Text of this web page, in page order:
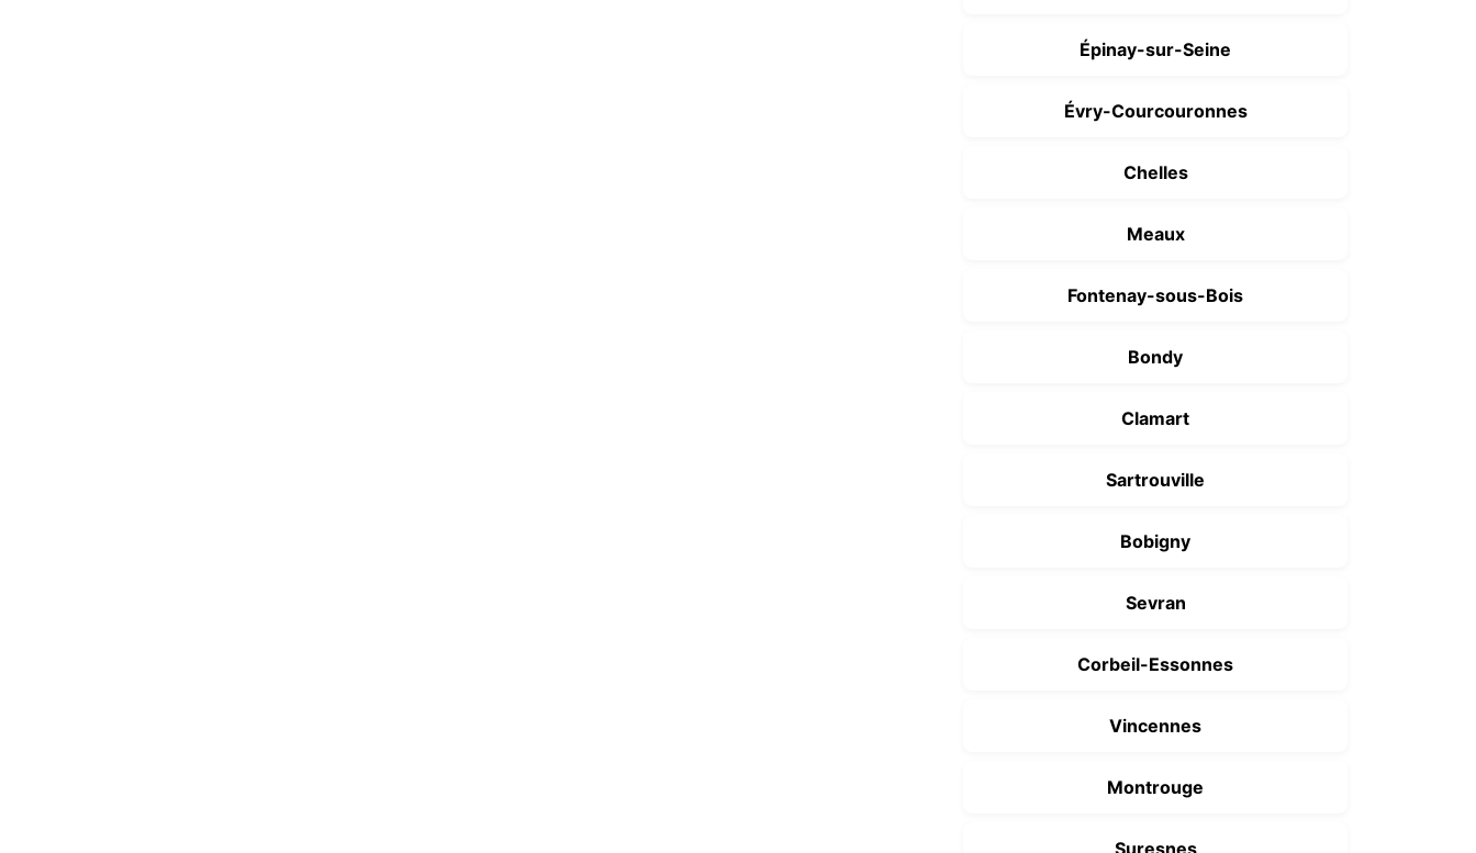
Épinay-sur-Seine
Évry-Courcouronnes
Chelles
Meaux
Fontenay-sous-Bois
Bondy
Clamart
Sartrouville
Bobigny
Sevran
Corbeil-Essonnes
Vincennes
Montrouge
Suresnes